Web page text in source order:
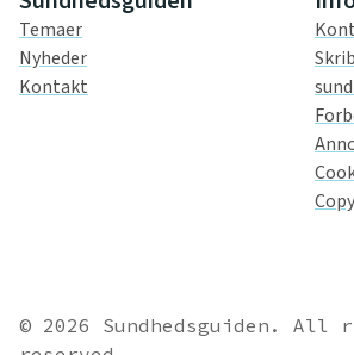
Temaer
Nyheder
Kontakt
© 2026 Sundhedsguiden. All